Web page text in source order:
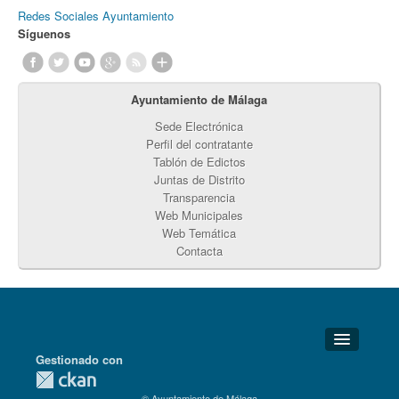
Redes Sociales Ayuntamiento
Síguenos
Ayuntamiento de Málaga
Sede Electrónica
Perfil del contratante
Tablón de Edictos
Juntas de Distrito
Transparencia
Web Municipales
Web Temática
Contacta
Detalles Técnicos
Gestionado con